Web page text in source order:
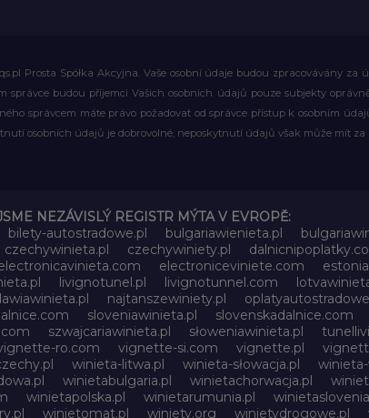
Prosta Spółka Akcyjna. Vaše osobní údaje budou zpracovávány za
budou příjemci Vašich osobních údajů pouze subjekty
správcem máte právo požadovat od správce přístup k osobním
osobních údajů je dobrovolné, neposkytnutí údajů však může mít
NEZÁVISLÝ REGISTR MÝTA V EVROPĚ:
bilety-autostradowe.pl bulgariawienieta.pl
czechywinieta.pl czechywiniety.pl
electroniceviniete.com
livignotunel.pl livignotunnel.com
najtanszewiniety.pl
sloveniawinieta.pl slovenskadalnice.com
szwajcariawinieta.pl słoweniawinieta.pl
ro.com vignette-si.com vignette.pl
winieta-litwa.pl winieta-słowacja.pl
winietabulgaria.pl winietachorwacja.pl
winietapolska.pl winietarumunia.pl
winietomat.pl winiety.org winietydrogowe.pl